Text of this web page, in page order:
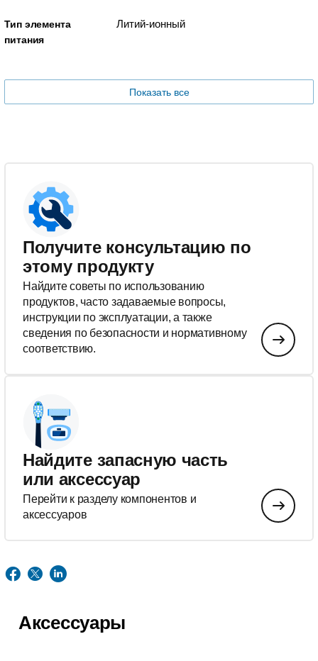
Тип элемента
питания
Литий-ионный
Показать все
Получите консультацию по
этому продукту
Найдите советы по использованию
продуктов, часто задаваемые вопросы,
инструкции по эксплуатации, а также
сведения по безопасности и нормативному
соответствию.
Найдите запасную часть
или аксессуар
Перейти к разделу компонентов и
аксессуаров
Аксессуары